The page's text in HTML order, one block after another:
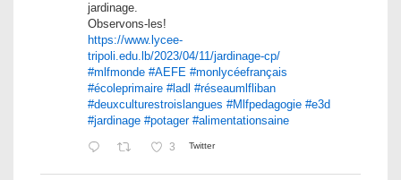
jardinage.
Observons-les!
https://www.lycee-
tripoli.edu.lb/2023/04/11/jardinage-cp/
#mlfmonde #AEFE #monlycéefrançais
#écoleprimaire #ladl #réseaumlfliban
#deuxculturestroislangues #Mlfpedagogie #e3d
#jardinage #potager #alimentationsaine
3 Twitter